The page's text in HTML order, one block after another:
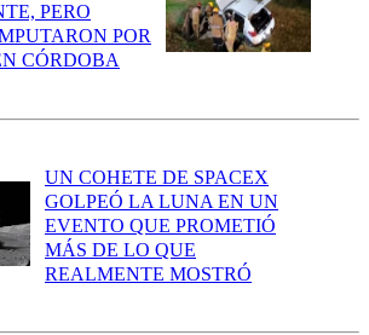
PERO
POR
CÓRDOBA
UN COHETE DE SPACEX
GOLPEÓ LA LUNA EN UN
EVENTO QUE PROMETIÓ
MÁS DE LO QUE
REALMENTE MOSTRÓ